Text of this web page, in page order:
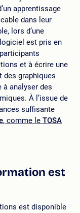
apprentissage
dans leur
lors d’une
est pris en
et à écrire une
des graphiques
à analyser des
À l’issue de
suffisante
, comme le TOSA
est
est disponible